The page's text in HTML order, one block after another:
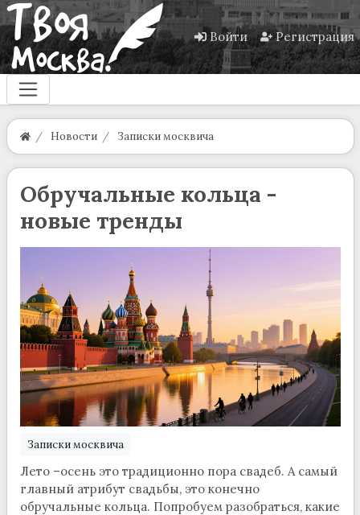
Войти Регистрация
Новости Записки москвича
Обручальные кольца -
новые тренды
Записки москвича
Лето –осень это традиционно пора свадеб. А самый
главный атрибут свадьбы, это конечно
обручальные кольца. Попробуем разобраться, какие